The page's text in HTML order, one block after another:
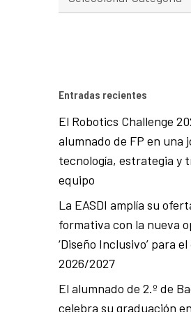
Entradas recientes
El Robotics Challenge
alumnado de FP en una
tecnología, estrategia y
equipo
La EASDI amplía su
formativa con la nueva
‘Diseño Inclusivo’ para
2026/2027
El alumnado de 2.º de
celebra su graduación